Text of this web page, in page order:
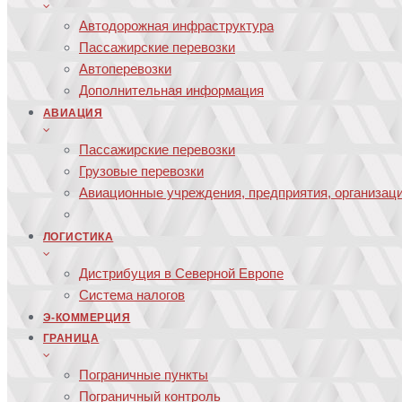
Автодорожная инфраструктура
Пассажирские перевозки
Автоперевозки
Дополнительная информация
АВИАЦИЯ
Пассажирские перевозки
Грузовые перевозки
Авиационные учреждения, предприятия,
ЛОГИСТИКА
Дистрибуция в Северной Европе
Система налогов
Э-КОММЕРЦИЯ
ГРАНИЦА
Пограничные пункты
Пограничный контроль